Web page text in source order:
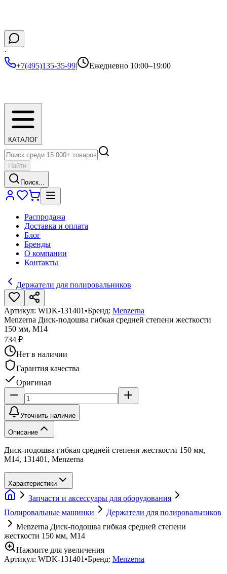
·
+7(495)135-35-99| Ежедневно 10:00–19:00
КАТАЛОГ
Найти
Поиск...
Распродажа
Доставка и оплата
Блог
Бренды
О компании
Контакты
Держатели для полировальников
Артикул: WDK-131401 •Бренд: Menzerna
Menzerna Диск-подошва гибкая средней степени жесткости
150 мм, М14
734 ₽
Нет в наличии
Гарантия качества
Оригинал
Уточнить наличие
Описание
Диск-подошва гибкая средней степени жесткости 150 мм,
М14, 131401, Menzerna
Характеристики
Запчасти и аксессуары для оборудования
Полировальные машинки
Держатели для полировальников
Menzerna Диск-подошва гибкая средней степени
жесткости 150 мм, М14
Нажмите для увеличения
Артикул: WDK-131401 •Бренд: Menzerna